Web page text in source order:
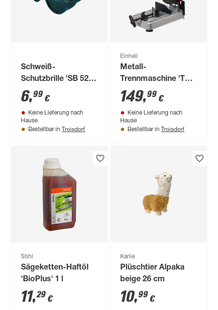
Schweiß-
Schutzbrille 'SB 520'
schwarz
6,99 €
Keine Lieferung nach
Hause
Bestellbar in Troisdorf
Einhell
Metall-
Trennmaschine 'TC-
MC 355/1 Classic'
2200 W
149,99 €
Keine Lieferung nach
Hause
Bestellbar in Troisdorf
Stihl
Sägeketten-Haftöl
'BioPlus' 1 l
11,29 €
Karlie
Plüschtier Alpaka
beige 26 cm
10,99 €